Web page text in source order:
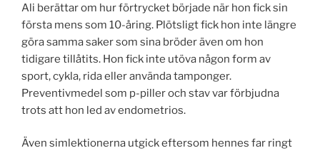
Ali berättar om hur förtrycket började när hon fick sin
första mens som 10-åring. Plötsligt fick hon inte längre
göra samma saker som sina bröder även om hon
tidigare tillåtits. Hon fick inte utöva någon form av
sport, cykla, rida eller använda tamponger.
Preventivmedel som p-piller och stav var förbjudna
trots att hon led av endometrios.
Även simlektionerna utgick eftersom hennes far ringt